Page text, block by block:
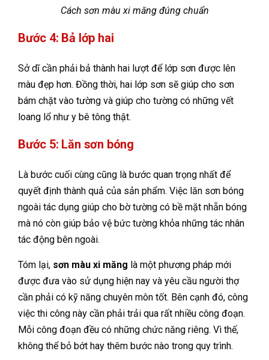
Cách sơn màu xi măng đúng chuẩn
Bước 4: Bả lớp hai
Sở dĩ cần phải bả thành hai lượt để lớp sơn được lên
màu đẹp hơn. Đồng thời, hai lớp sơn sẽ giúp cho sơn
bám chặt vào tường và giúp cho tường có những vết
loang lổ như y bê tông thật.
Bước 5: Lăn sơn bóng
Là bước cuối cùng cũng là bước quan trọng nhất để
quyết định thành quả của sản phẩm. Việc lăn sơn bóng
ngoài tác dụng giúp cho bờ tường có bề mặt nhẵn bóng
mà nó còn giúp bảo vệ bức tường khỏa những tác nhân
tác động bên ngoài.
Tóm lại, sơn màu xi măng là một phương pháp mới
được đưa vào sử dụng hiện nay và yêu cầu người thợ
cần phải có kỹ năng chuyên môn tốt. Bên cạnh đó, công
việc thi công này cần phải trải qua rất nhiều công đoạn.
Mỗi công đoạn đều có những chức năng riêng. Vì thế,
không thể bỏ bớt hay thêm bước nào trong quy trình.